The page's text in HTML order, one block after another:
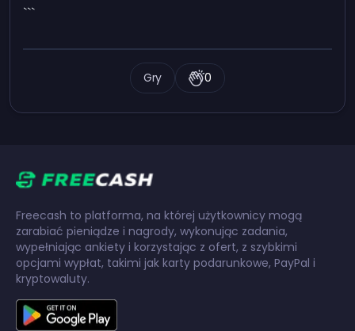
```
Gry 0
Freecash to platforma, na której użytkownicy mogą
zarabiać pieniądze i nagrody, wykonując zadania,
wypełniając ankiety i korzystając z ofert, z szybkimi
opcjami wypłat, takimi jak karty podarunkowe, PayPal i
kryptowaluty.